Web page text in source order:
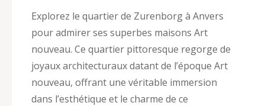
Explorez le quartier de Zurenborg à Anvers
pour admirer ses superbes maisons Art
nouveau. Ce quartier pittoresque regorge de
joyaux architecturaux datant de l’époque Art
nouveau, offrant une véritable immersion
dans l’esthétique et le charme de ce